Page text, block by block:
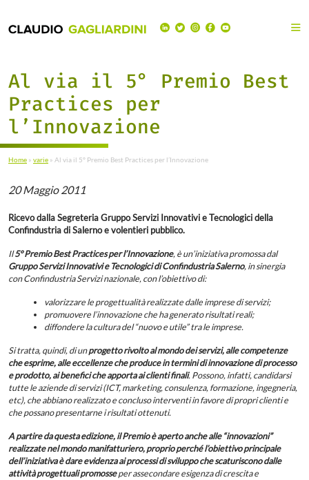
Al via il 5° Premio Best
Practices per
l’Innovazione
Home » varie » Al via il 5° Premio Best Practices per l’Innovazione
20 Maggio 2011
Ricevo dalla Segreteria Gruppo Servizi Innovativi e Tecnologici della
Confindustria di Salerno e volentieri pubblico.
Il5° Premio Best Practices per l’Innovazione, è un’iniziativa promossa dal
Gruppo Servizi Innovativi e Tecnologici di Confindustria Salerno, in sinergia
con Confindustria Servizi nazionale, con l’obiettivo di:
valorizzare le progettualità realizzate dalle imprese di servizi;
promuovere l’innovazione che ha generato risultati reali;
diffondere la cultura del “nuovo e utile” tra le imprese.
Si tratta, quindi, di unprogetto rivolto al mondo dei servizi, alle competenze
che esprime, alle eccellenze che produce in termini di innovazione di processo
e prodotto, ai benefici che apporta ai clienti finali. Possono, infatti, candidarsi
tutte le aziende di servizi (ICT, marketing, consulenza, formazione, ingegneria,
etc), che abbiano realizzato e concluso interventi in favore di propri clienti e
che possano presentarne i risultati ottenuti.
A partire da questa edizione, il Premio è aperto anche alle “innovazioni”
realizzate nel mondo manifatturiero, proprio perché l’obiettivo principale
dell’iniziativa è dare evidenza ai processi di sviluppo che scaturiscono dalle
attività progettuali promosseper assecondare esigenza di crescita e